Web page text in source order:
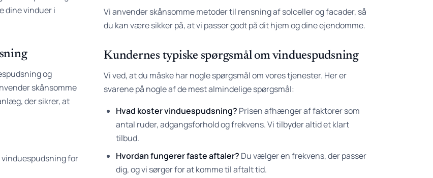
dine vinduer i
og
skånsomme
der sikrer, at
vinduespudsning for
Vi anvender skånsomme metoder til rensning af solceller og facader, så
du kan være sikker på, at vi passer godt på dit hjem og dine ejendomme.
Kundernes typiske spørgsmål om vinduespudsning
Vi ved, at du måske har nogle spørgsmål om vores tjenester. Her er
svarene på nogle af de mest almindelige spørgsmål:
Hvad koster vinduespudsning? Prisen afhænger af faktorer som
antal ruder, adgangsforhold og frekvens. Vi tilbyder altid et klart
tilbud.
Hvordan fungerer faste aftaler? Du vælger en frekvens, der passer
dig, og vi sørger for at komme til aftalt tid.